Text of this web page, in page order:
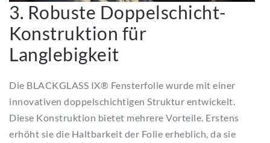
3. Robuste Doppelschicht-
Konstruktion für
Langlebigkeit
Die BLACKGLASS IX® Fensterfolie wurde mit einer
innovativen doppelschichtigen Struktur entwickelt.
Diese Konstruktion bietet mehrere Vorteile. Erstens
erhöht sie die Haltbarkeit der Folie erheblich, da sie